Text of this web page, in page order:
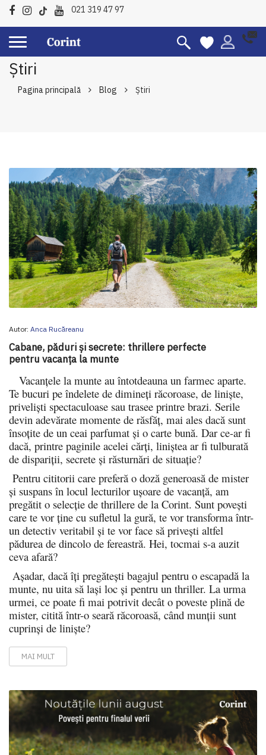
021 319 47 97
Ştiri
Pagina principală Blog Ştiri
Autor: Anca Rucăreanu
Cabane, păduri și secrete: thrillere perfecte
pentru vacanța la munte
Vacanțele la munte au întotdeauna un farmec aparte.
Te bucuri pe îndelete de dimineți răcoroase, de liniște,
priveliști spectaculoase sau trasee printre brazi. Serile
devin adevărate momente de răsfăț, mai ales dacă sunt
însoțite de un ceai parfumat și o carte bună. Dar ce-ar fi
dacă, printre paginile acelei cărți, liniștea ar fi tulburată
de dispariții, secrete și răsturnări de situație?
Pentru cititorii care preferă o doză generoasă de mister
și suspans în locul lecturilor ușoare de vacanță, am
pregătit o selecție de thrillere de la Corint. Sunt povești
care te vor ține cu sufletul la gură, te vor transforma într-
un detectiv veritabil și te vor face să privești altfel
pădurea de dincolo de fereastră. Hei, tocmai s-a auzit
ceva afară?
Așadar, dacă îți pregătești bagajul pentru o escapadă la
munte, nu uita să lași loc și pentru un thriller. La urma
urmei, ce poate fi mai potrivit decât o poveste plină de
mister, citită într-o seară răcoroasă, când munții sunt
cuprinși de liniște?
MAI MULT